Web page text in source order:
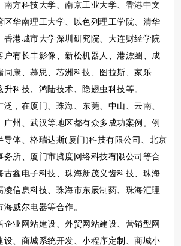
南方科技大学、南京工业大学、香港中文
区华南理工大学、以色列理工学院、清华
香港城市大学深圳研究院、大连财经学院
户有长丰影像、新松机器人、港漂圈、成
同康、慕思、芯洲科技、图拉斯、家乐
科技、鸿陆技术、隐翅虫科技等。
，在厦门、珠海、东莞、中山、云南、
广州、武汉等地区都有众多成功案例。例
导体、格瑞达斯(厦门)科技有限公司、北京
务所、厦门市腾度网络科技有限公司等合
古鑫电子科技、珠海新茂义齿科技、珠海
凌信息科技、珠海市东辰制药、珠海汇理
威尔电器等合作。
企业网站建设、外贸网站建设、营销型网
设、商城系统开发、小程序定制、商城小